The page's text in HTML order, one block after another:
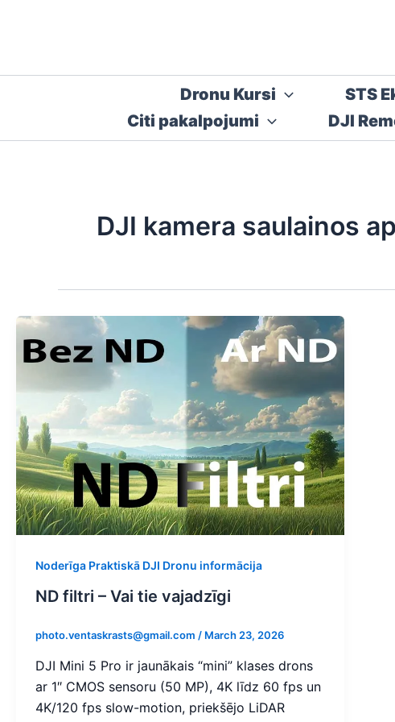
Dronu Kursi STS
Citi pakalpojumi
DJI
DJI kamera saulainos
Noderīga Praktiskā DJI Dronu informācija
ND filtri – Vai tie vajadzīgi
photo.ventaskrasts@gmail.com / March 23, 2026
DJI Mini 5 Pro ir jaunākais “mini” klases drons
ar 1″ CMOS sensoru (50 MP), 4K līdz 60 fps un
4K/120 fps slow-motion, priekšējo LiDAR